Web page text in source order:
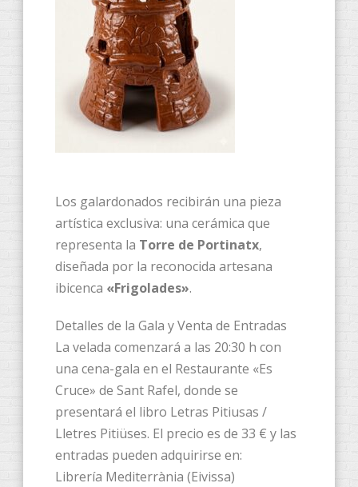
​Los galardonados recibirán una pieza
artística exclusiva: una cerámica que
representa la Torre de Portinatx,
diseñada por la reconocida artesana
ibicenca «Frigolades».
Detalles de la Gala y Venta de Entradas
La velada comenzará a las 20:30 h con
una cena-gala en el Restaurante «Es
Cruce» de Sant Rafel, donde se
presentará el libro Letras Pitiusas /
Lletres Pitiüses. El precio es de 33 € y las
entradas pueden adquirirse en:
Librería Mediterrània (Eivissa)